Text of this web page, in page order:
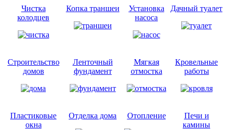
Чистка
колодцев
Копка траншеи
Установка
насоса
Дачный туалет
Строительство
домов
Ленточный
фундамент
Мягкая
отмостка
Кровельные
работы
Пластиковые
окна
Отделка дома Отопление
Печи и
камины